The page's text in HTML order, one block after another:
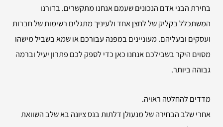
בחירת הבני אדם הנכונים שעמם אנחנו מתקשרים. בדורנו
המשתכלל בקליק של לחצן אחד ולעיניך מתגלים רשימות של חברות
ועסקים ובעליהם. מעוניינים במפנה עבורכם או שמא בשביל מישהו
מסוים היקר בשבילכם אנחנו כאן כדי לספק לכם פתרון יעיל וברמה
גבוהה ביותר.
מדדים להחלטה ראויה.
אחרי שלב הבחירה של מנעולן דלתות בנס ציונה בא שלב השוואת